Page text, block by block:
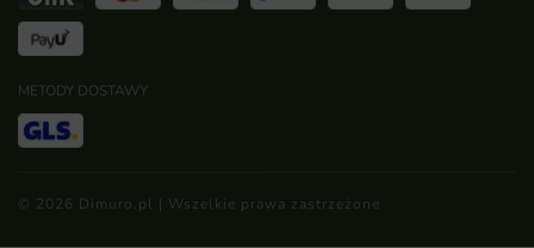
METODY DOSTAWY
© 2026 Dimuro.pl | Wszelkie prawa zastrzeżone